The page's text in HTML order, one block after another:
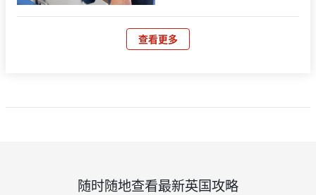
查看更多
随时随地查看最新英国攻略